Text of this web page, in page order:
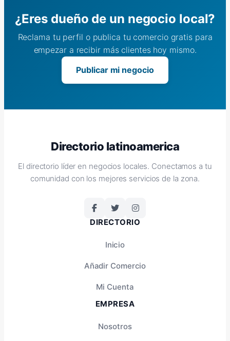
¿Eres dueño de un negocio local?
Reclama tu perfil o publica tu comercio gratis para
empezar a recibir más clientes hoy mismo.
Publicar mi negocio
Directorio latinoamerica
El directorio líder en negocios locales. Conectamos a tu
comunidad con los mejores servicios de la zona.
DIRECTORIO
Inicio
Añadir Comercio
Mi Cuenta
EMPRESA
Nosotros